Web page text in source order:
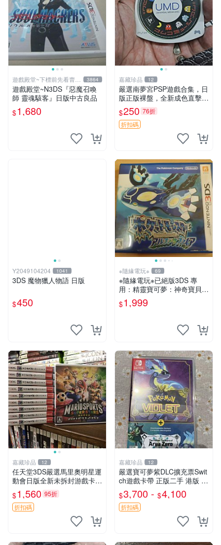
遊戲殿堂~下標前先看賣場
關於我
3864
遊戲殿堂~N3DS『惡魔召喚
師 靈魂駭客』日版中古良品
$1,680
嘉藏珍品 12
嚴選南夢宮PSP遊戲合集，日
版正版裸盤，全新成色直擊入
手 PSV 游戲 合輯 南夢宮
$250 76折
折扣碼
Y2049104204 1041
3DS 魔物獵人物語 日版
$450
※隨緣電玩※ 69
※隨緣電玩※已絕版3DS 專
用：精靈寶可夢：神奇寶貝：
始源藍寶石：卡帶《一盒裝》
遊戲片㊣正版㊣如附件
$1,999
嘉藏珍品 12
任天堂3DS嚴選馬里奧明星運
動會日版全新未拆封游戲卡帶
膜完好 馬里歐明星運動會 3D
S 日本版 新卡帶 游戲機適配
$1,560 95折
折扣碼
嘉藏珍品 12
嚴選寶可夢紫DLC擴充票Swit
ch遊戲卡帶 正版二手 港版 日
版 遊戲機玩 完美狀態 1代支
撐多人對戰 港行 游玩無限樂
趣 寶可夢 游戲 卡帶
$3,700 - $4,100
折扣碼